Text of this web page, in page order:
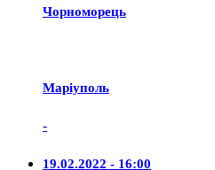
Чорноморець
Маріуполь
-
19.02.2022 - 16:00